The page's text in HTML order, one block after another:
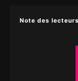
Note des lecteurs